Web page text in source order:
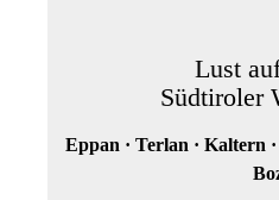
Lust
Südtiroler
Eppan · Terlan · Kaltern